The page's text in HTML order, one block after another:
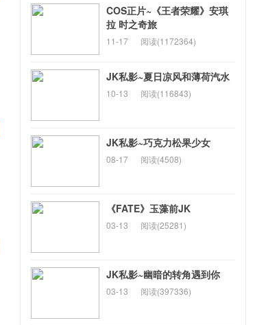
COS正片~《王者荣耀》安琪
拉 时之奇旅
11-17 阅读(1172364)
JK私影~夏日凉风和薄荷汽水
10-13 阅读(116843)
JK私影~巧克力松果少女
08-17 阅读(4508)
《FATE》玉藻前JK
03-13 阅读(25281)
JK私影~幽暗的转角遇到你
03-13 阅读(397336)